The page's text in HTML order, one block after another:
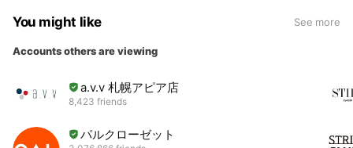
You might like See more
Accounts others are viewing
a.v.v 札幌アピア店
8,423 friends
パルクローゼット